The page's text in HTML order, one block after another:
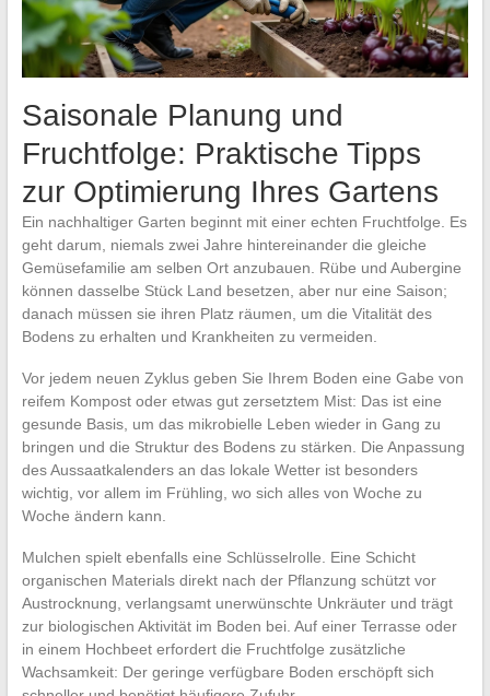
Saisonale Planung und
Fruchtfolge: Praktische Tipps
zur Optimierung Ihres Gartens
Ein nachhaltiger Garten beginnt mit einer echten Fruchtfolge. Es
geht darum, niemals zwei Jahre hintereinander die gleiche
Gemüsefamilie am selben Ort anzubauen. Rübe und Aubergine
können dasselbe Stück Land besetzen, aber nur eine Saison;
danach müssen sie ihren Platz räumen, um die Vitalität des
Bodens zu erhalten und Krankheiten zu vermeiden.
Vor jedem neuen Zyklus geben Sie Ihrem Boden eine Gabe von
reifem Kompost oder etwas gut zersetztem Mist: Das ist eine
gesunde Basis, um das mikrobielle Leben wieder in Gang zu
bringen und die Struktur des Bodens zu stärken. Die Anpassung
des Aussaatkalenders an das lokale Wetter ist besonders
wichtig, vor allem im Frühling, wo sich alles von Woche zu
Woche ändern kann.
Mulchen spielt ebenfalls eine Schlüsselrolle. Eine Schicht
organischen Materials direkt nach der Pflanzung schützt vor
Austrocknung, verlangsamt unerwünschte Unkräuter und trägt
zur biologischen Aktivität im Boden bei. Auf einer Terrasse oder
in einem Hochbeet erfordert die Fruchtfolge zusätzliche
Wachsamkeit: Der geringe verfügbare Boden erschöpft sich